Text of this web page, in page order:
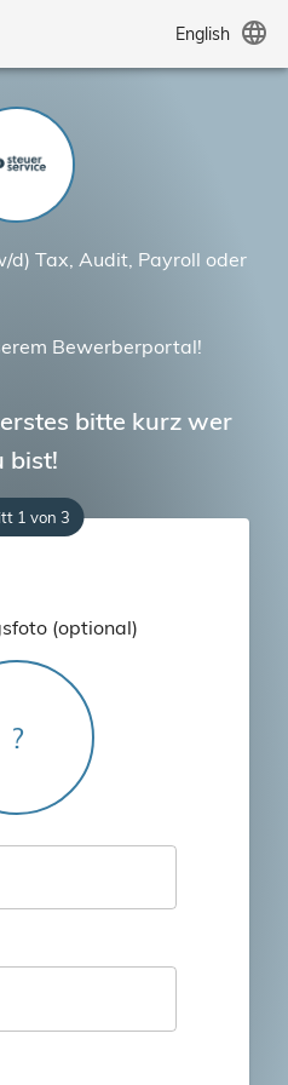
English language
Tax, Audit, Payroll oder
Bewerberportal!
bitte kurz wer
bist!
1 von 3
(optional)
?